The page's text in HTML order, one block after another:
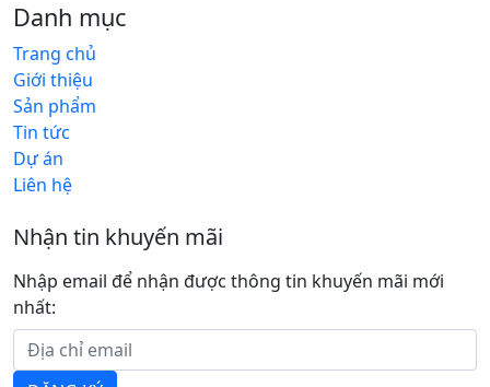
Danh mục
Trang chủ
Giới thiệu
Sản phẩm
Tin tức
Dự án
Liên hệ
Nhận tin khuyến mãi
Nhập email để nhận được thông tin khuyến mãi mới
nhất: